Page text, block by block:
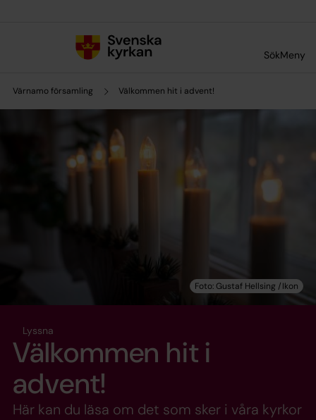
SökMeny
Värnamo församling Välkommen hit i advent!
Lyssna
Välkommen hit i
advent!
Här kan du läsa om det som sker i våra kyrkor